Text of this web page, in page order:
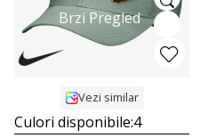
Brzi Pregled
Vezi similar
Culori disponibile:4